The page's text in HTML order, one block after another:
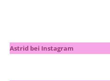
Astrid bei Instagram